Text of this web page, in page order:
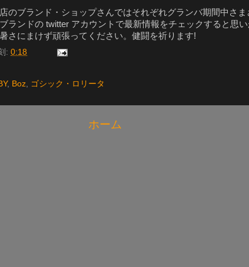
のブランド・ショップさんではそれぞれグランバ期間中さま
ランドの twitter アカウントで最新情報をチェックすると思
さにまけず頑張ってください。健闘を祈ります!
: 0:18
, Boz ゴシック・ロリータ
ホーム